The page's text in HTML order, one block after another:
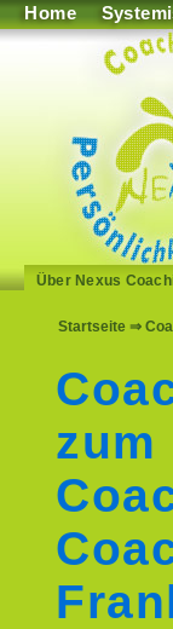
Home
Über Nexus
Startseite ⇒
zum